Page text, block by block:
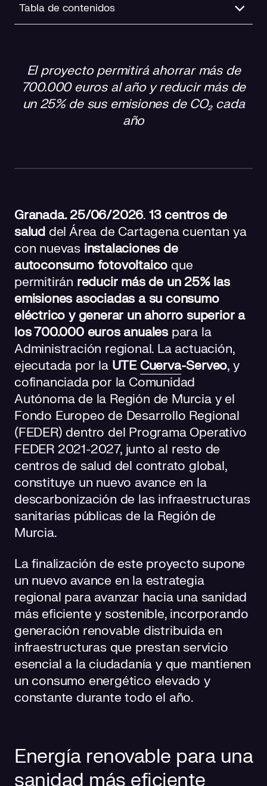
Tabla de contenidos
Trece centros de salud beneficiados: instalación y
mantenimiento
Compromiso energético con impacto real
El proyecto permitirá ahorrar más de
700.000 euros al año y reducir más de
un 25% de sus emisiones de CO₂ cada
año
Granada. 25/06/2026. 13 centros de
salud del Área de Cartagena cuentan ya
con nuevas instalaciones de
autoconsumo fotovoltaico que
permitirán reducir más de un 25% las
emisiones asociadas a su consumo
eléctrico y generar un ahorro superior a
los 700.000 euros anuales para la
Administración regional. La actuación,
ejecutada por la UTE Cuerva-Serveo, y
cofinanciada por la Comunidad
Autónoma de la Región de Murcia y el
Fondo Europeo de Desarrollo Regional
(FEDER) dentro del Programa Operativo
FEDER 2021-2027, junto al resto de
centros de salud del contrato global,
constituye un nuevo avance en la
descarbonización de las infraestructuras
sanitarias públicas de la Región de
Murcia.
La finalización de este proyecto supone
un nuevo avance en la estrategia
regional para avanzar hacia una sanidad
más eficiente y sostenible, incorporando
generación renovable distribuida en
infraestructuras que prestan servicio
esencial a la ciudadanía y que mantienen
un consumo energético elevado y
constante durante todo el año.
Energía renovable para una
sanidad más eficiente